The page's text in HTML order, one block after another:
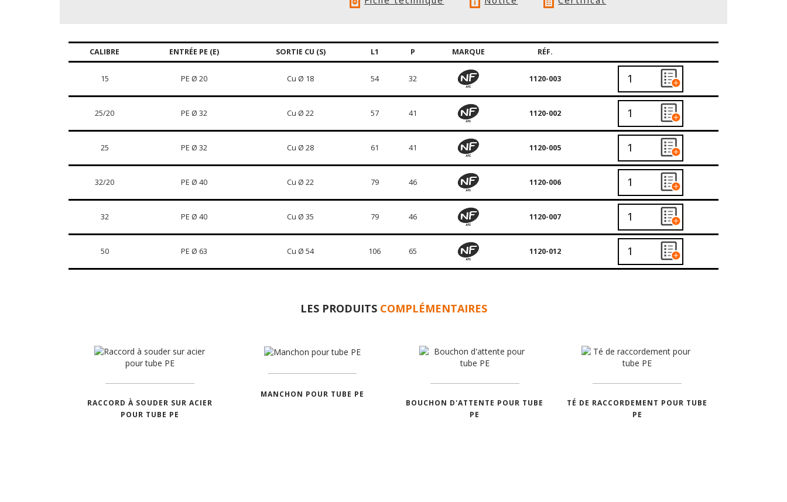
CALIBRE ENTRÉE PE (E) SORTIE CU (S) L1 P MARQUE RÉF.
15 PE Ø 20 Cu Ø 18 54 32 1120-003
25/20 PE Ø 32 Cu Ø 22 57 41 1120-002
25 PE Ø 32 Cu Ø 28 61 41 1120-005
32/20 PE Ø 40 Cu Ø 22 79 46 1120-006
32 PE Ø 40 Cu Ø 35 79 46 1120-007
50 PE Ø 63 Cu Ø 54 106 65 1120-012
LES PRODUITS COMPLÉMENTAIRES
RACCORD À SOUDER SUR ACIER
POUR TUBE PE
MANCHON POUR TUBE PE
BOUCHON D'ATTENTE POUR TUBE
PE
TÉ DE RACCORDEMENT POUR TUBE
PE